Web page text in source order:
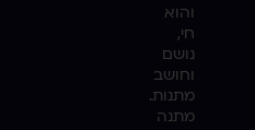
והוא
חי,
נושם
וחושב
מתנות.
מתנה